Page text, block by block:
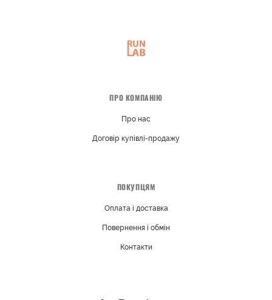
ПРО КОМПАНІЮ
Про нас
Договір купівлі-продажу
ПОКУПЦЯМ
Оплата і доставка
Повернення і обмін
Контакти